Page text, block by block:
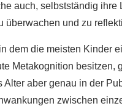
auch, selbstständig ihre
überwachen und zu
dem die meisten Kinder
Metakognition besitzen,
Alter aber genau in der
zwischen